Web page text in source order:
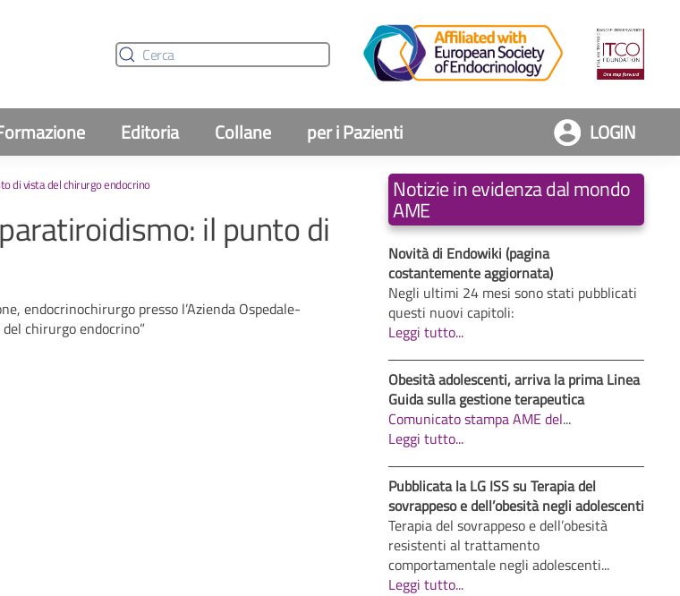
Editoria Collane per i Pazienti LOGIN
di vista del chirurgo endocrino
il punto di
endocrinochirurgo presso l’Azienda Ospedale-
chirurgo endocrino”
Notizie in evidenza dal mondo
AME
Novità di Endowiki (pagina
costantemente aggiornata)
Negli ultimi 24 mesi sono stati pubblicati
questi nuovi capitoli:
Leggi tutto...
Obesità adolescenti, arriva la prima Linea
Guida sulla gestione terapeutica
Comunicato stampa AME del...
Leggi tutto...
Pubblicata la LG ISS su Terapia del
sovrappeso e dell’obesità negli adolescenti
Terapia del sovrappeso e dell’obesità
resistenti al trattamento
comportamentale negli adolescenti...
Leggi tutto...